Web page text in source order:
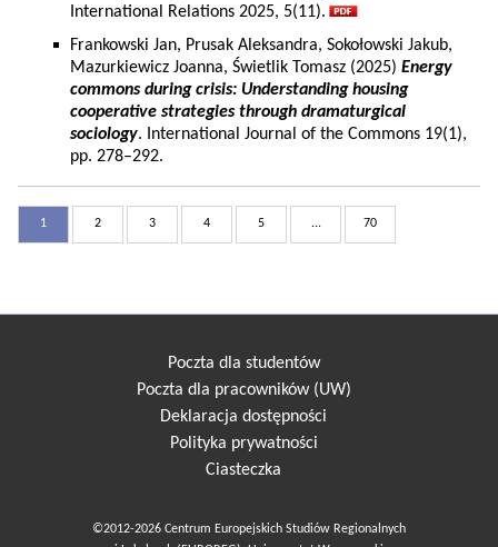
International Relations 2025, 5(11).
Frankowski Jan, Prusak Aleksandra, Sokołowski Jakub,
Mazurkiewicz Joanna, Świetlik Tomasz (2025) Energy
commons during crisis: Understanding housing
cooperative strategies through dramaturgical
sociology. International Journal of the Commons 19(1),
pp. 278–292.
1 2 3 4 5 ... 70
Poczta dla studentów
Poczta dla pracowników (UW)
Deklaracja dostępności
Polityka prywatności
Ciasteczka
©2012-2026 Centrum Europejskich Studiów Regionalnych